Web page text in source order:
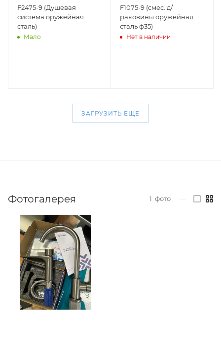
F2475-9 (Душевая
система оружейная
сталь)
Мало
F1075-9 (смес. д/
раковины оружейная
сталь ф35)
Нет в наличии
ЗАГРУЗИТЬ ЕЩЕ
Фотогалерея 1 фото